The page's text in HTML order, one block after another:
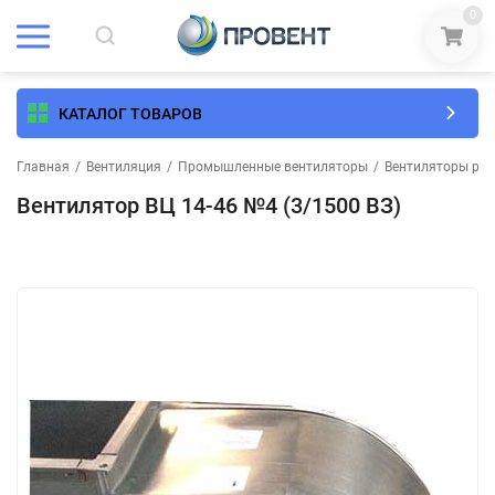
0
КАТАЛОГ ТОВАРОВ
Главная / Вентиляция / Промышленные вентиляторы / Вентиляторы
Вентилятор ВЦ 14-46 №4 (3/1500 ВЗ)